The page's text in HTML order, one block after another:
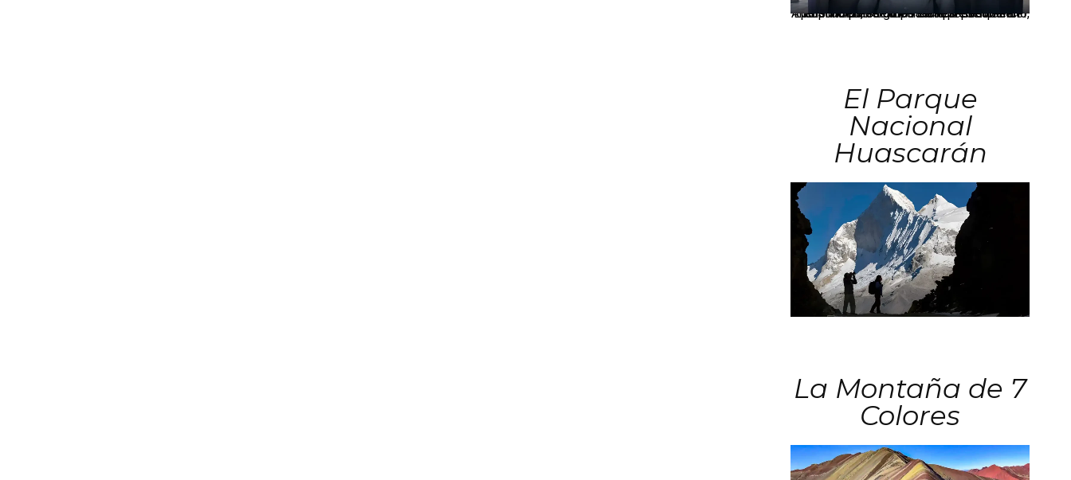
Los principales grupos empresariales del país mantienen una fuerte presencia en Áncash mediante inversiones en comercio, educación, salud e industria pesquera.
El Parque
Nacional
Huascarán
La Montaña de 7
Colores